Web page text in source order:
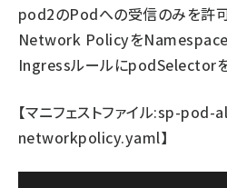
pod2のPodへの受信のみを許
Network PolicyをNamespace
IngressルールにpodSelectorを
【マニフェストファイル:sp-
networkpolicy.yaml】